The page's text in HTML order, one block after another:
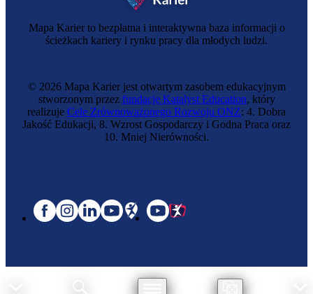
Mapa Karier to bezpłatna i interaktywna baza informacji o
ścieżkach kariery i rynku pracy dla młodych ludzi.
© 2026 Mapa Karier jest otwartym zasobem edukacyjnym
stworzonym przez fundację Katalyst Education, który
realizuje Cele Zrównoważonego Rozwoju ONZ: 4. Dobra
Jakość Edukacji, 8. Wzrost Gospodarczy i Godna Praca oraz
10. Mniej Nierówności.